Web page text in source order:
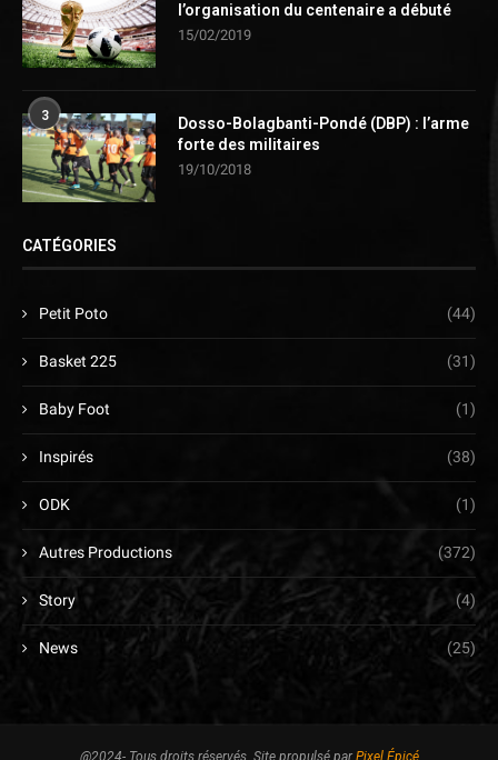
l’organisation du centenaire a débuté
15/02/2019
3
Dosso-Bolagbanti-Pondé (DBP) : l’arme
forte des militaires
19/10/2018
CATÉGORIES
Petit Poto (44)
Basket 225 (31)
Baby Foot (1)
Inspirés (38)
ODK (1)
Autres Productions (372)
Story (4)
News (25)